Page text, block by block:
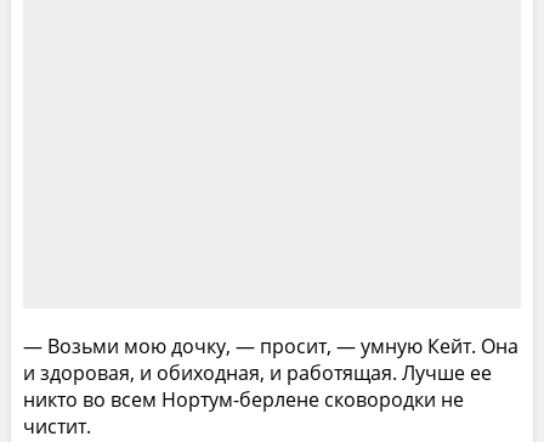
— Возьми мою дочку, — просит, — умную Кейт. Она
и здоровая, и обиходная, и работящая. Лучше ее
никто во всем Нортум-берлене сковородки не
чистит.